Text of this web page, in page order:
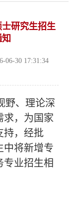
研究生招生
06-30 17:31:34
野、理论深
求，为国家
持，经批
中将新增专
专业招生相